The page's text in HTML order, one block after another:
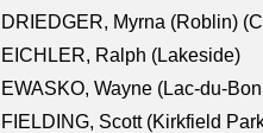
DRIEDGER, Myrna (Roblin)
EICHLER, Ralph (Lakeside)
EWASKO, Wayne (Lac-du-
FIELDING, Scott (Kirkfield